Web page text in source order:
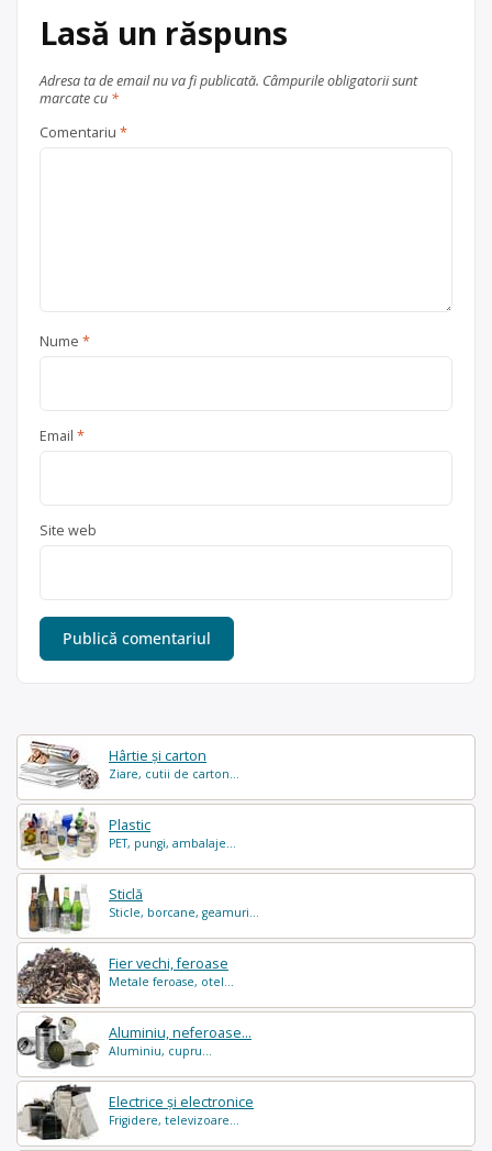
Hârtie și carton
Ziare, cutii de carton...
Plastic
PET, pungi, ambalaje...
Sticlă
Sticle, borcane, geamuri...
Fier vechi, feroase
Metale feroase, otel...
Aluminiu, neferoase...
Aluminiu, cupru...
Electrice și electronice
Frigidere, televizoare...
județul Ilfov
Pantelimon
Lasă un răspuns
Adresa ta de email nu va fi publicată. Câmpurile obligatorii sunt
marcate cu *
Comentariu *
Nume *
Email *
Site web